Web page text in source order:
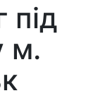
під
м.